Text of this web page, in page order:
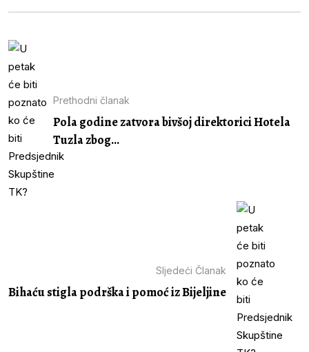
Prethodni članak
Pola godine zatvora bivšoj direktorici Hotela
Tuzla zbog...
Sljedeći Članak
Bihaću stigla podrška i pomoć iz Bijeljine